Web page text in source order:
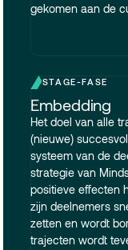
gekomen aan de
STAGE-FASE
Embedding
Het doel van alle
(nieuwe)
systeem van de
strategie van
positieve effecten
zijn deelnemers
zetten en wordt
trajecten wordt